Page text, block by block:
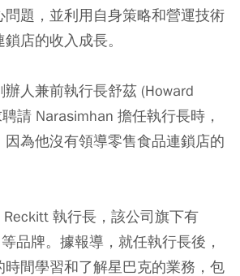
題，並利用自身策略和營運技術
店的收入成長。
人兼前執行長舒茲 (Howard
請 Narasimhan 擔任執行長時，
因為他沒有領導零售食品連鎖店的
執行長，該公司旗下有
品牌。據報導，就任執行長後，
時間學習和了解星巴克的業務，包